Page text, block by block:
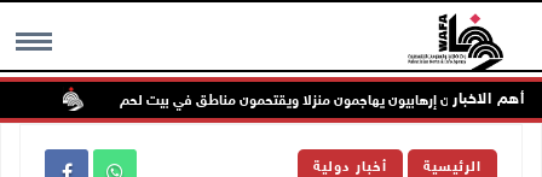
MENU أهم الاخبار
مستعمرون إرهابيون يهاجمون منزلا ويقتحمون مناطق في بيت لحم
الرئيسية أخبار دولية